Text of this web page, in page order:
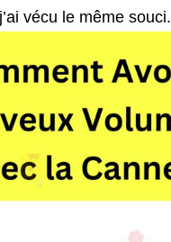
vécu le même souci.